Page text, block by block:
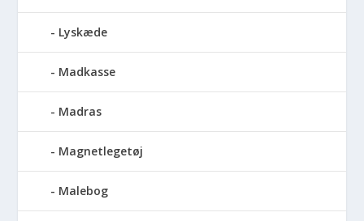
Lyskæde
Madkasse
Madras
Magnetlegetøj
Malebog